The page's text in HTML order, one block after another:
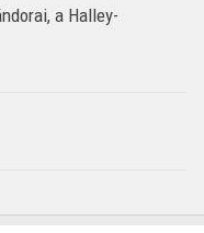
a Halley-